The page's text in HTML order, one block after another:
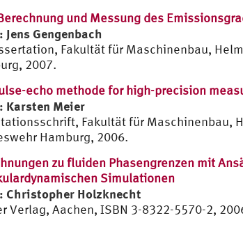
und Messung des
Jens Gengenbach
Fakultät für Maschinenbau,
2007.
echo methode for high-precision
Karsten Meier
Fakultät für Maschinenbau,
Hamburg, 2006.
zu fluiden Phasengrenzen mit
Simulationen
Christopher Holzknecht
Verlag, Aachen, ISBN 3-8322-5570-2,